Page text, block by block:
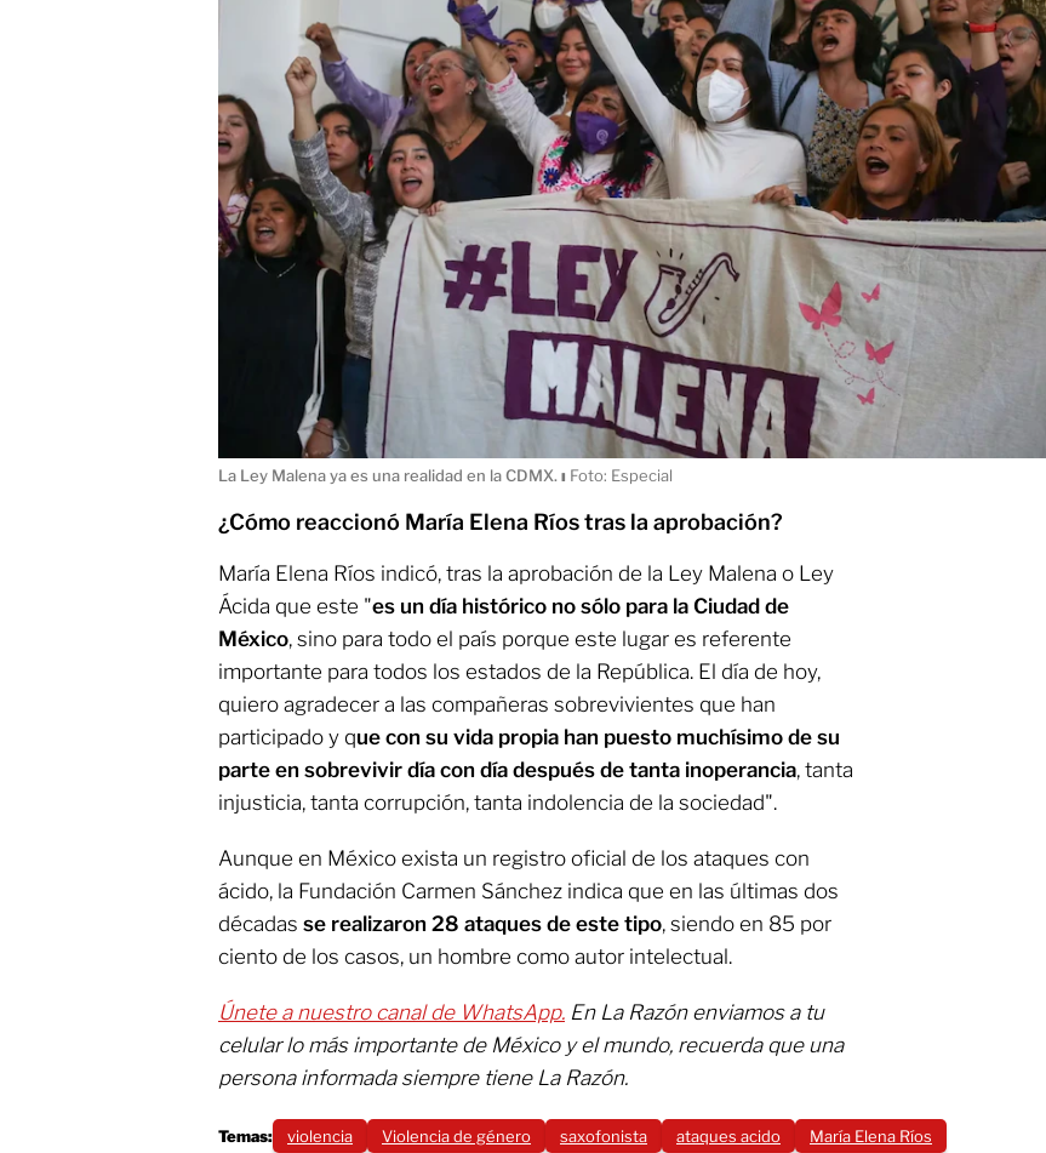
La Ley Malena ya es una realidad en la CDMX. ı Foto: Especial
¿Cómo reaccionó María Elena Ríos tras la aprobación?
María Elena Ríos indicó, tras la aprobación de la Ley Malena o Ley
Ácida que este "es un día histórico no sólo para la Ciudad de
México, sino para todo el país porque este lugar es referente
importante para todos los estados de la República. El día de hoy,
quiero agradecer a las compañeras sobrevivientes que han
participado y que con su vida propia han puesto muchísimo de su
parte en sobrevivir día con día después de tanta inoperancia, tanta
injusticia, tanta corrupción, tanta indolencia de la sociedad".
Aunque en México exista un registro oficial de los ataques con
ácido, la Fundación Carmen Sánchez indica que en las últimas dos
décadas se realizaron 28 ataques de este tipo, siendo en 85 por
ciento de los casos, un hombre como autor intelectual.
Únete a nuestro canal de WhatsApp. En La Razón enviamos a tu
celular lo más importante de México y el mundo, recuerda que una
persona informada siempre tiene La Razón.
Temas: violencia Violencia de género saxofonista ataques acido María Elena Ríos